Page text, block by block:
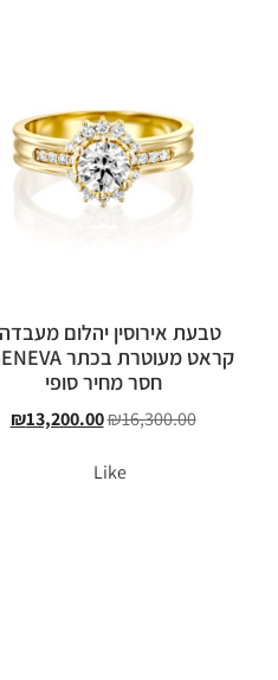
חסר מחיר סופי
₪16,300.00
₪13,200.00
Like